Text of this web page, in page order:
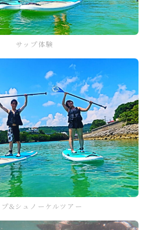
サップ体験
&シュノーケルツアー